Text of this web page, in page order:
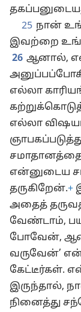
25 நான்
இவற்றை
26 ஆனால்,
எல்லா
எல்லா
என்னுடைய
தருகிறேன்.+
அதைத்
வேண்டாம்,
போவேன்,
வருவேன்’
கேட்டீர்கள்.
இருந்தால்,
நினைத்து